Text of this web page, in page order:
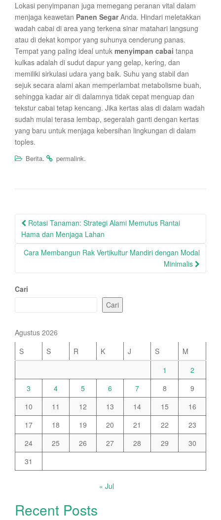
Lokasi penyimpanan juga memegang peranan vital dalam
menjaga keawetan Panen SegarAnda. Hindari meletakkan
wadah cabai di area yang terkena sinar matahari langsung
atau di dekat kompor yang suhunya cenderung panas.
Tempat yang paling ideal untuk menyimpan cabai tanpa
kulkas adalah di sudut dapur yang gelap, kering, dan
memiliki sirkulasi udara yang baik. Suhu yang stabil dan
sejuk secara alami akan memperlambat metabolisme buah,
sehingga kadar air di dalamnya tidak cepat menguap dan
tekstur cabai tetap kencang. Jika kertas alas di dalam wadah
sudah mulai terasa lembap, segeralah ganti dengan kertas
yang baru untuk menjaga kebersihan lingkungan di dalam
toples.
Berita. permalink.
Post
navigation
Rotasi Tanaman: Strategi Alami Memutus Rantai
Hama dan Menjaga Lahan
Cara Membangun Rak Vertikultur Mandiri dengan Modal
Minimalis
Cari
Cari
Agustus 2026
S
S R K J S
M
1
2
3
4 5 6 7 8
9
10
11 12 13 14 15
16
17
18 19 20 21 22
23
24
25 26 27 28 29
30
31
« Jul
Recent Posts